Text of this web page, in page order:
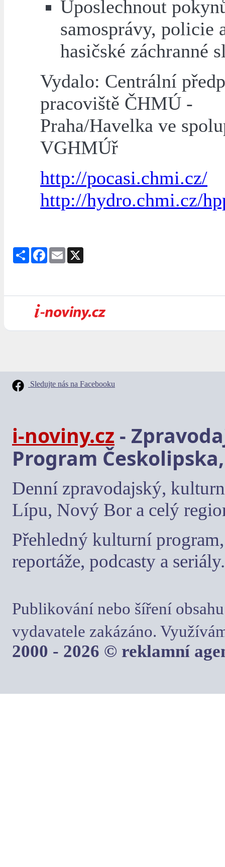
Uposlechnout
samosprávy, policie
hasičské záchranné
Vydalo: Centrální
pracoviště ČHMÚ -
Praha/Havelka ve
VGHMÚř
http://pocasi.chmi.cz/
http://hydro.chmi.cz/
Share Facebook
Email
Sledujte nás na Facebooku
i-noviny.cz -
Program
Denní zpravodajský,
Lípu, Nový Bor a celý
Přehledný kulturní
reportáže, podcasty a seriály.
Publikování nebo šíření
vydavatele zakázáno.
2000 - 2026 © reklamní